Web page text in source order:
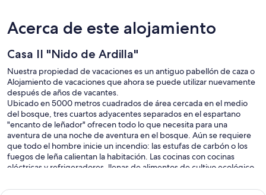
Acerca de este alojamiento
Casa II "Nido de Ardilla"
Nuestra propiedad de vacaciones es un antiguo pabellón de caza o
Alojamiento de vacaciones que ahora se puede utilizar nuevamente
después de años de vacantes.
Ubicado en 5000 metros cuadrados de área cercada en el medio
del bosque, tres cuartos adyacentes separados en el espartano
"encanto de leñador" ofrecen todo lo que necesita para una
aventura de una noche de aventura en el bosque. Aún se requiere
que todo el hombre inicie un incendio: las estufas de carbón o los
fuegos de leña calientan la habitación. Las cocinas con cocinas
eléctricas y refrigeradores, llenas de alimentos de cultivo ecológico
una cocina.